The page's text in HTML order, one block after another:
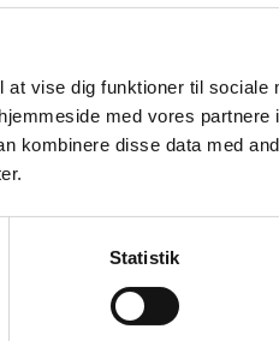
vise dig funktioner til sociale
med vores partnere
kombinere disse data med
Statistik